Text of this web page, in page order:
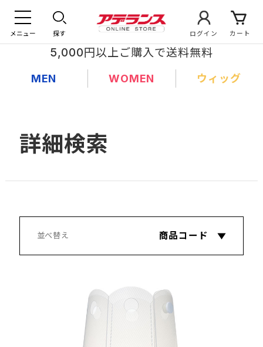
メニュー 探す ログイン カート
5,000円以上ご購入で送料無料
MEN WOMEN ウィッグ
詳細検索